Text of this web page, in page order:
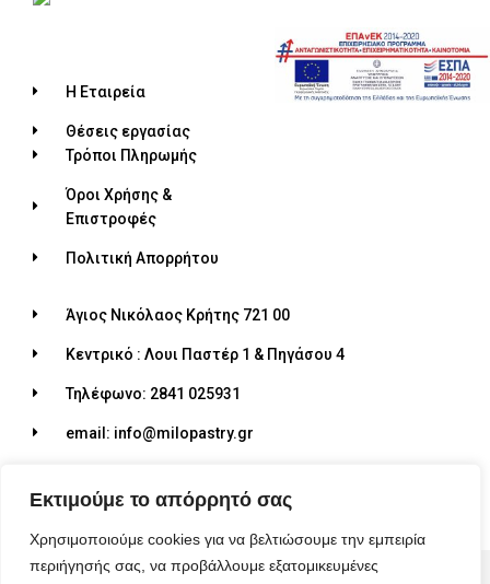
Εκτιμούμε το απόρρητό σας
Χρησιμοποιούμε cookies για να βελτιώσουμε την εμπειρία
περιήγησής σας, να προβάλλουμε εξατομικευμένες
Η Εταιρεία
Θέσεις εργασίας
Τρόποι Πληρωμής
Όροι Χρήσης &
Επιστροφές
Πολιτική Απορρήτου
Άγιος Νικόλαος Κρήτης 721 00
Κεντρικό : Λουι Παστέρ 1 & Πηγάσου 4
Τηλέφωνο: 2841 025931
email: info@milopastry.gr
© 2026 ALL RIGHTS RESERVED​